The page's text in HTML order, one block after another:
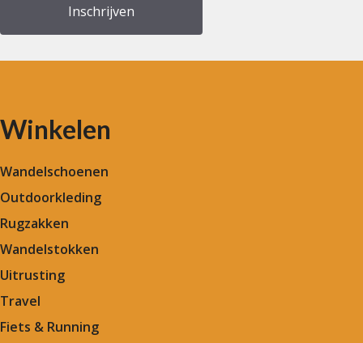
Winkelen
Wandelschoenen
Outdoorkleding
Rugzakken
Wandelstokken
Uitrusting
Travel
Fiets & Running